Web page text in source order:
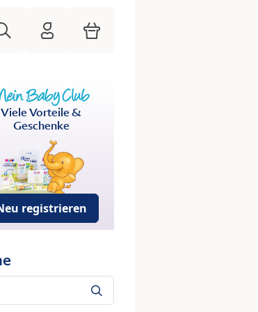
HiPP Mein Babyclub
Warenkorb
Viele Vorteile &
Geschenke
registrieren